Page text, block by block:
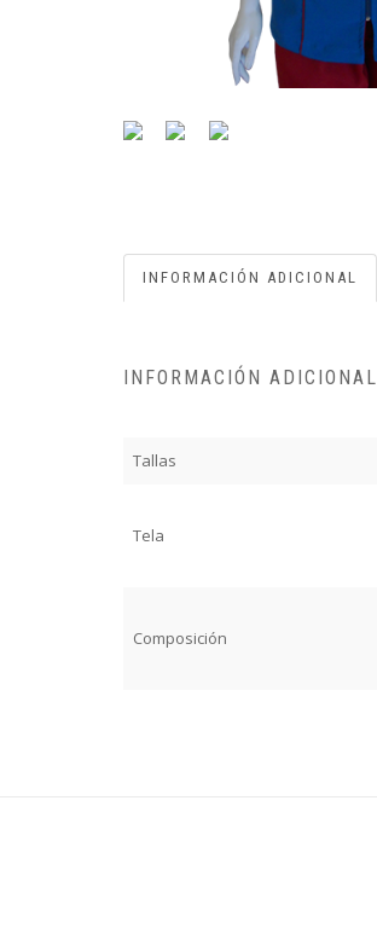
INFORMACIÓN ADICIONAL
INFORMACIÓN ADICIONAL
Tallas
Tela
Composición